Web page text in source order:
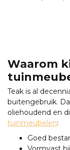
Waarom
Teak is al
buitengebruik.
oliehoudend en
tuinmeubelen:
Goed